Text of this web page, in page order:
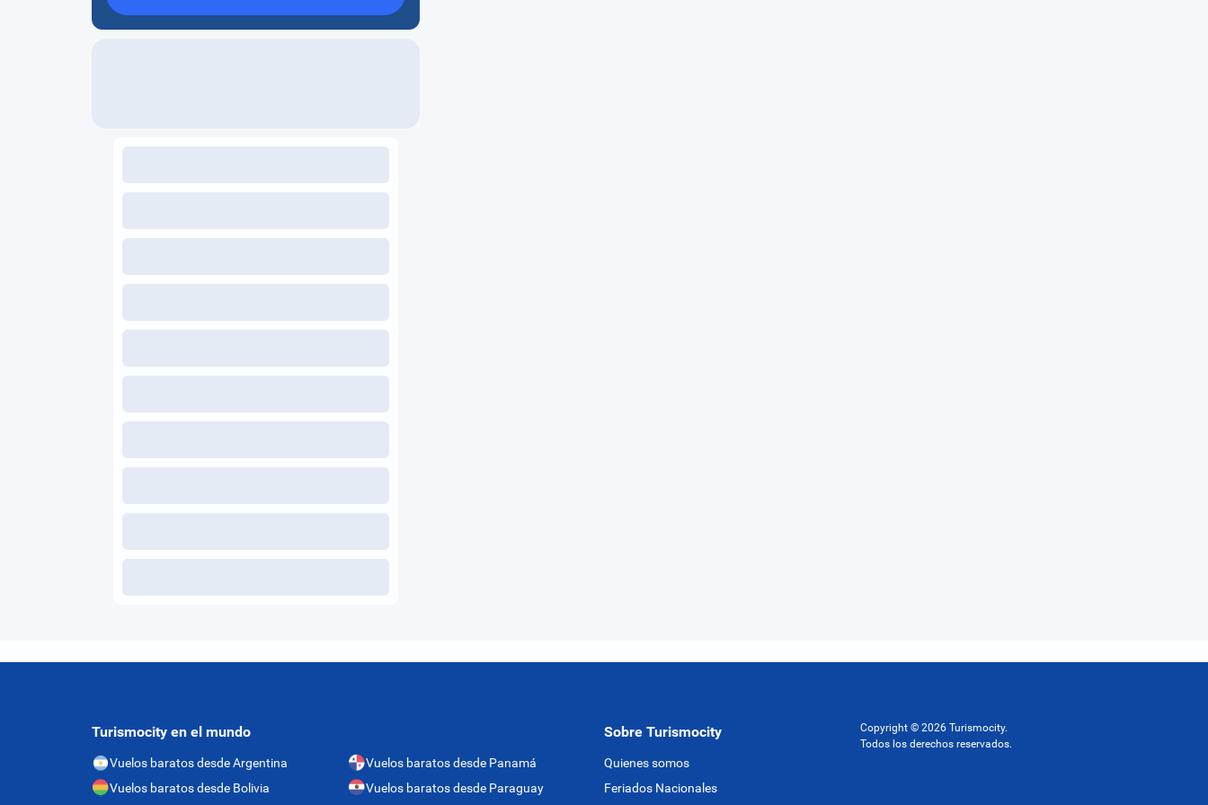
Turismocity en el mundo
Vuelos baratos desde Argentina
Vuelos baratos desde Bolivia
Vuelos baratos desde Panamá
Vuelos baratos desde Paraguay
Sobre Turismocity
Quienes somos
Feriados Nacionales
Copyright © 2026 Turismocity.
Todos los derechos reservados.